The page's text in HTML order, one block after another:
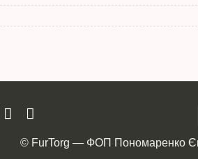
© FurTorg — ФОП Пономаренко